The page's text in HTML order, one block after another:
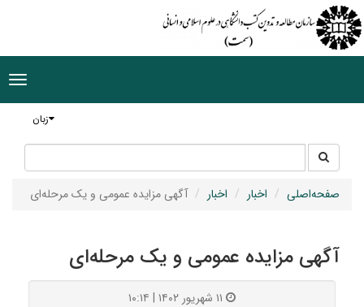
زبان
جستجو
در
سایت
صفحه‌اصلی اخبار اخبار آگهی مزایده عمومی و یک مرحله‌ای
آگهی مزایده عمومی و یک مرحله‌ای